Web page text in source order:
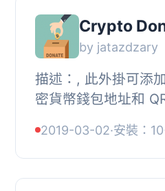
Crypto
by jatazdzary
描述：, 此外掛可添
密貨幣錢包地址和
2019-03-02·安裝：